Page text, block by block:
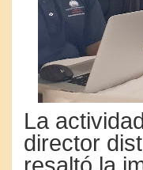
La
director